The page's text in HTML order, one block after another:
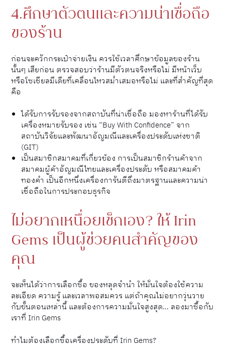
4.ศึกษาตัวตนและความน่าเชื่อถือ
ของร้าน
ก่อนจะควักกระเป๋าจ่ายเงิน ควรใช้เวลาศึกษาข้อมูลของร้าน
นั้นๆ เสียก่อน ตรวจสอบว่าร้านมีตัวตนจริงหรือไม่ มีหน้าเว็บ
หรือโซเชียลมีเดียที่เคลื่อนไหวสม่ำเสมอหรือไม่ และที่สำคัญที่สุด
คือ
ได้รับการรับรองจากสถาบันที่น่าเชื่อถือ มองหาร้านที่ได้รับ
เครื่องหมายรับรอง เช่น “Buy With Confidence” จาก
สถาบันวิจัยและพัฒนาอัญมณีและเครื่องประดับแห่งชาติ
(GIT)
เป็นสมาชิกสมาคมที่เกี่ยวข้อง การเป็นสมาชิกร้านค้าจาก
สมาคมผู้ค้าอัญมณีไทยและเครื่องประดับ หรือสมาคมค้า
ทองคำ เป็นอีกหนึ่งเครื่องการันตีถึงมาตรฐานและความน่า
เชื่อถือในการประกอบธุรกิจ
ไม่อยากเหนื่อยเช็กเอง? ให้ Irin
Gems เป็นผู้ช่วยคนสำคัญของ
คุณ
จะเห็นได้ว่าการเลือกซื้อ ของหลุดจำนำ ให้มั่นใจต้องใช้ความ
ละเอียด ความรู้ และเวลาพอสมควร แต่ถ้าคุณไม่อยากวุ่นวาย
กับขั้นตอนเหล่านี้ และต้องการความมั่นใจสูงสุด… ลองมาซื้อกับ
เราที่ Irin Gems
ทำไมต้องเลือกซื้อเครื่องประดับที่ Irin Gems?